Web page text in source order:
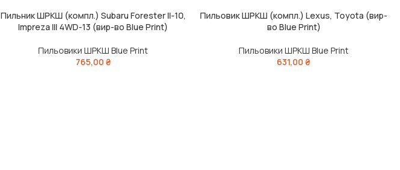
ДОДАТИ В КОШИК
Пильник ШРКШ (компл.) Subaru Forester II-10,
Impreza III 4WD-13 (вир-во Blue Print)
Пильовики ШРКШ Blue Print
765,00 ₴
ДОДАТИ В КОШИК
Пильовик ШРКШ (компл.) Lexus, Toyota (вир-
во Blue Print)
Пильовики ШРКШ Blue Print
631,00₴